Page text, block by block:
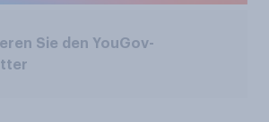
Sie den YouGov-